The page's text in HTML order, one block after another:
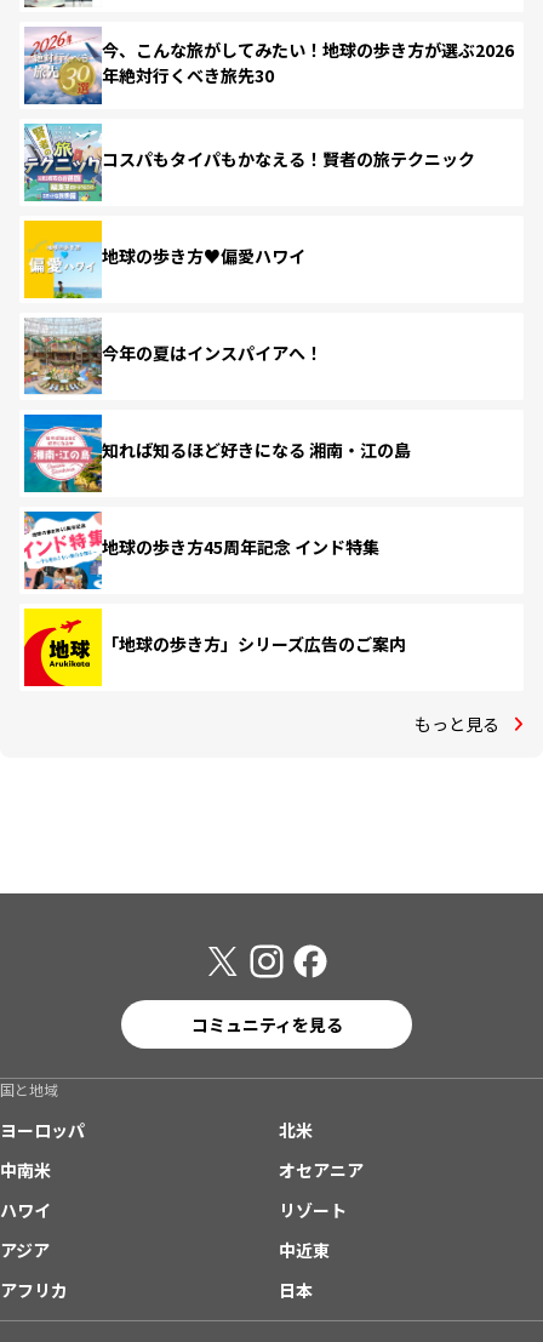
今、こんな旅がしてみたい！地球の歩き方が選ぶ2026
年絶対行くべき旅先30
コスパもタイパもかなえる！賢者の旅テクニック
地球の歩き方♥偏愛ハワイ
今年の夏はインスパイアへ！
知れば知るほど好きになる 湘南・江の島
地球の歩き方45周年記念 インド特集
「地球の歩き方」シリーズ広告のご案内
もっと見る
コミュニティを見る
国と地域
ヨーロッパ
北米
中南米
オセアニア
ハワイ
リゾート
アジア
中近東
アフリカ
日本